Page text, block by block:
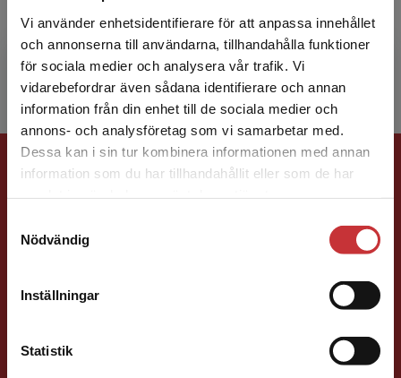
Vi använder enhetsidentifierare för att anpassa innehållet
och annonserna till användarna, tillhandahålla funktioner
för sociala medier och analysera vår trafik. Vi
vidarebefordrar även sådana identifierare och annan
information från din enhet till de sociala medier och
annons- och analysföretag som vi samarbetar med.
Dessa kan i sin tur kombinera informationen med annan
information som du har tillhandahållit eller som de har
Nödvändig
Inställningar
Statistik
Begränsad fraktregion
Det verkar som att du besöker
studentlitteratur.se via en enhet utanför Sverige.
Vi erbjuder inte leveranser utanför Sverige. För
att kunna slutföra ett köp måste
Väst, där han undervisar på en rad olika
utbildningar och på...
Förlagskontakt
Förläggare
Forskningsmetodik